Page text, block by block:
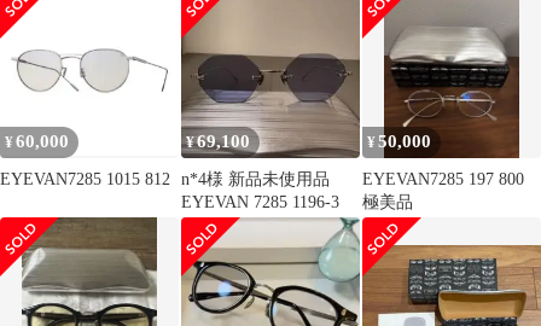
¥ 60,000
EYEVAN7285 1015 812
¥69,100
n*4様 新品未使用品
EYEVAN 7285 1196-3
¥50,000
EYEVAN7285 197 800
極美品